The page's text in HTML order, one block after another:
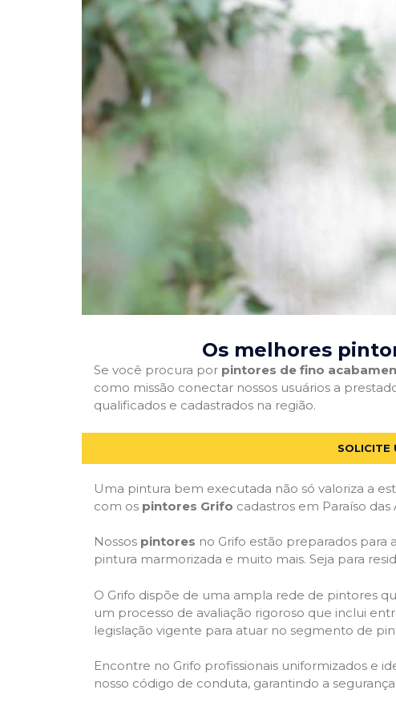
Os melhores
Se você procura por pintores de fino
como missão conectar nossos usuários a
qualificados e cadastrados na região.
SOLICITE
Uma pintura bem executada não só valoriza a
com os pintores Grifo cadastros em Paraíso
Nossos pintores no Grifo estão preparados para
pintura marmorizada e muito mais. Seja para
O Grifo dispõe de uma ampla rede de pintores
um processo de avaliação rigoroso que inclui
legislação vigente para atuar no segmento de
Encontre no Grifo profissionais uniformizados e
nosso código de conduta, garantindo a